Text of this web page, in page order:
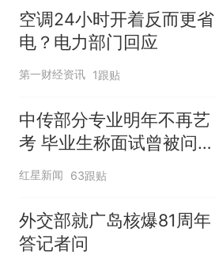
空调24小时开着反而更省
电？电力部门回应
第一财经资讯 1跟贴
中传部分专业明年不再艺
考 毕业生称面试曾被问
“如何策划晚会” 专家：遏
制“艺考捷径化”
红星新闻 63跟贴
外交部就广岛核爆81周年
答记者问